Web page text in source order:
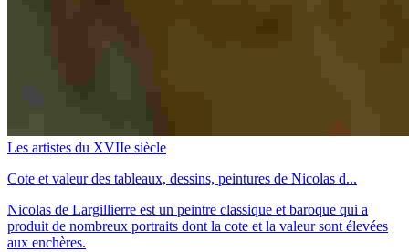
Les artistes du XVIIe siècle
Cote et valeur des tableaux, dessins, peintures de Nicolas d...
Nicolas de Largillierre est un peintre classique et baroque qui a
produit de nombreux portraits dont la cote et la valeur sont élevées
aux enchères.